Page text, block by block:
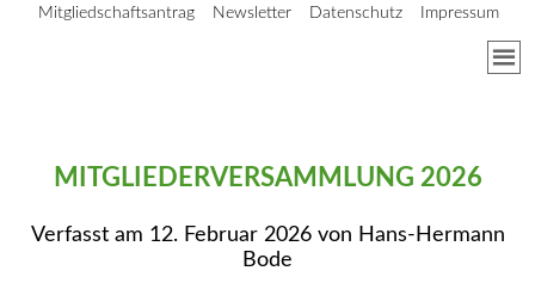
Mitgliedschaftsantrag Newsletter Datenschutz Impressum
MITGLIEDERVERSAMMLUNG 2026
Verfasst am 12. Februar 2026von Hans-Hermann
Bode